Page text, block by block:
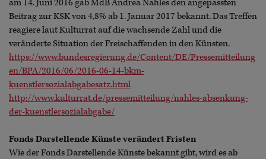
am 14. Juni 2016 gab MdB Andrea Nahles den angepassten
Beitrag zur KSK von 4,8% ab 1. Januar 2017 bekannt. Das Treffen
reagiere laut Kulturrat auf die wachsende Zahl und die
veränderte Situation der Freischaffenden in den Künsten.
https://www.bundesregierung.de/Content/DE/Pressemitteilung
en/BPA/2016/06/2016-06-14-bkm-
kuenstlersozialabgabesatz.html
http://www.kulturrat.de/pressemitteilung/nahles-absenkung-
der-kuenstlersozialabgabe/
Fonds Darstellende Künste verändert Fristen
Wie der Fonds Darstellende Künste bekannt gibt, wird es ab